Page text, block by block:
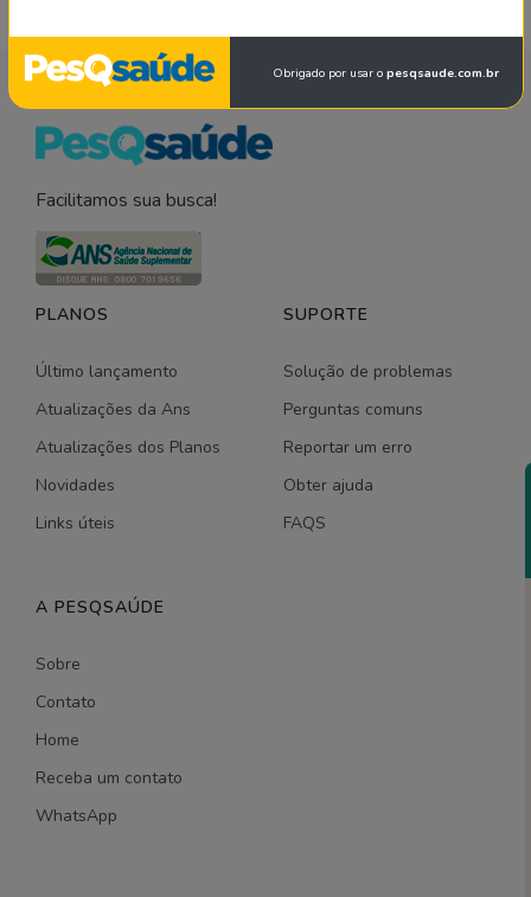
Facilitamos sua busca!
PLANOS
Último lançamento
Atualizações da Ans
Atualizações dos Planos
Novidades
Links úteis
SUPORTE
Solução de problemas
Perguntas comuns
Reportar um erro
Obter ajuda
FAQS
A PESQSAÚDE
Sobre
Contato
Home
Receba um contato
WhatsApp
Obrigado por usar o pesqsaude.com.br